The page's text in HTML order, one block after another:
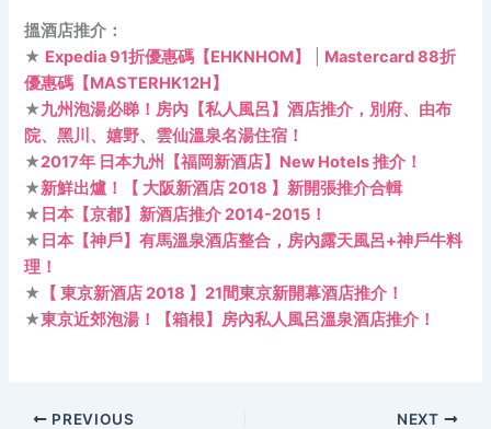
搵酒店推介：
★ Expedia 91折優惠碼【EHKNHOM】
Mastercard 88折
優惠碼【MASTERHK12H】
★九州泡湯必睇！房內【私人風呂】酒店推介，別府、由布
院、黑川、嬉野、雲仙溫泉名湯住宿！
★2017年 日本九州【福岡新酒店】New Hotels 推介！
★新鮮出爐！【 大阪新酒店 2018 】新開張推介合輯
★ 日本【京都】新酒店推介 2014-2015！
★ 日本【神戶】有馬溫泉酒店整合，房內露天風呂+神戶牛料
理！
★ 【 東京新酒店 2018 】21間東京新開幕酒店推介！
★東京近郊泡湯！【箱根】房內私人風呂溫泉酒店推介！
PREVIOUS NEXT